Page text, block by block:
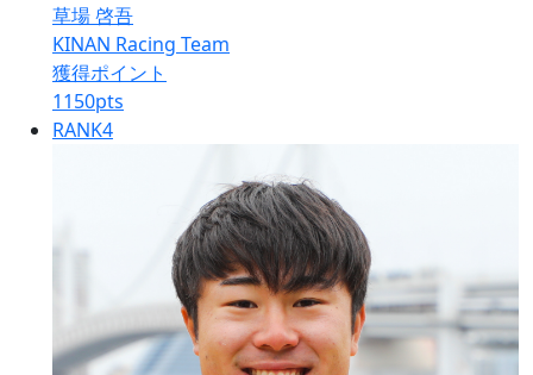
草場 啓吾
KINAN Racing Team
獲得ポイント
1150pts
RANK4